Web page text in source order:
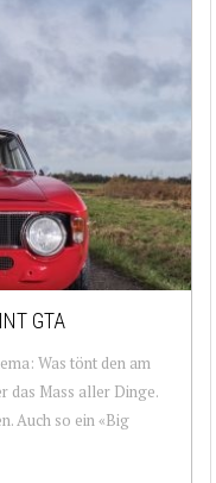
GTA
Was tönt den am
das Mass aller Dinge.
Auch so ein «Big